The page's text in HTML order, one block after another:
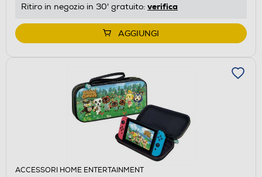
Ritiro in negozio in 30' gratuito: verifica
AGGIUNGI
ACCESSORI HOME ENTERTAINMENT